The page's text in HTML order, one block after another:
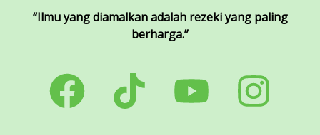
“Ilmu yang diamalkan adalah rezeki yang paling
berharga.”